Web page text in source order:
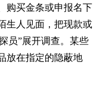
购买金条或申报名下
生人见面，把现款或
员”展开调查。某些
放在指定的隐蔽地